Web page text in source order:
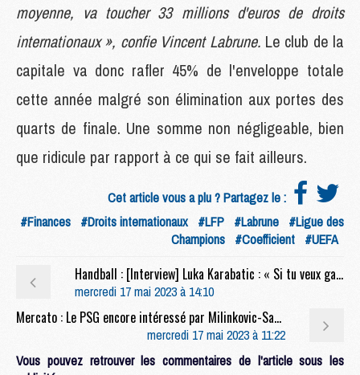
moyenne, va toucher 33 millions d'euros de droits
internationaux », confie Vincent Labrune. Le club de la
capitale va donc rafler 45% de l'enveloppe totale
cette année malgré son élimination aux portes des
quarts de finale. Une somme non négligeable, bien
que ridicule par rapport à ce qui se fait ailleurs.
Cet article vous a plu ? Partagez le :
#Finances #Droits internationaux #LFP #Labrune #Ligue des
Champions #Coefficient #UEFA
Handball : [Interview] Luka Karabatic : « Si tu veux gagner, tu dois être capable de battre chaque équipe » [Partie 1]
mercredi 17 mai 2023 à 14:10
Mercato : Le PSG encore intéressé par Milinkovic-Savic ?
mercredi 17 mai 2023 à 11:22
Vous pouvez retrouver les commentaires de l'article sous les